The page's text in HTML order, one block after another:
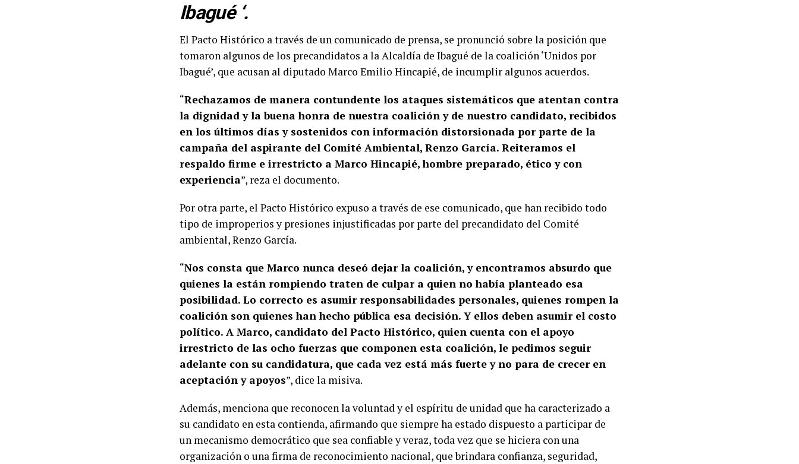
Ibagué ‘.
El Pacto Histórico a través de un comunicado de prensa, se pronunció sobre la posición que
tomaron algunos de los precandidatos a la Alcaldía de Ibagué de la coalición ‘Unidos por
Ibagué’, que acusan al diputado Marco Emilio Hincapié, de incumplir algunos acuerdos.
“Rechazamos de manera contundente los ataques sistemáticos que atentan contra
la dignidad y la buena honra de nuestra coalición y de nuestro candidato, recibidos
en los últimos días y sostenidos con información distorsionada por parte de la
campaña del aspirante del Comité Ambiental, Renzo García. Reiteramos el
respaldo firme e irrestricto a Marco Hincapié, hombre preparado, ético y con
experiencia”, reza el documento.
Por otra parte, el Pacto Histórico expuso a través de ese comunicado, que han recibido todo
tipo de improperios y presiones injustificadas por parte del precandidato del Comité
ambiental, Renzo García.
“Nos consta que Marco nunca deseó dejar la coalición, y encontramos absurdo que
quienes la están rompiendo traten de culpar a quien no había planteado esa
posibilidad. Lo correcto es asumir responsabilidades personales, quienes rompen la
coalición son quienes han hecho pública esa decisión. Y ellos deben asumir el costo
político. A Marco, candidato del Pacto Histórico, quien cuenta con el apoyo
irrestricto de las ocho fuerzas que componen esta coalición, le pedimos seguir
adelante con su candidatura, que cada vez está más fuerte y no para de crecer en
aceptación y apoyos”, dice la misiva.
Además, menciona que reconocen la voluntad y el espíritu de unidad que ha caracterizado a
su candidato en esta contienda, afirmando que siempre ha estado dispuesto a participar de
un mecanismo democrático que sea confiable y veraz, toda vez que se hiciera con una
organización o una firma de reconocimiento nacional, que brindara confianza, seguridad,